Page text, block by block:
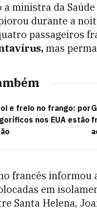
a ministra da
durante a
passageiros
mas
e freio no frango: por
nos EUA estão
francês informou
em
Santa Helena,